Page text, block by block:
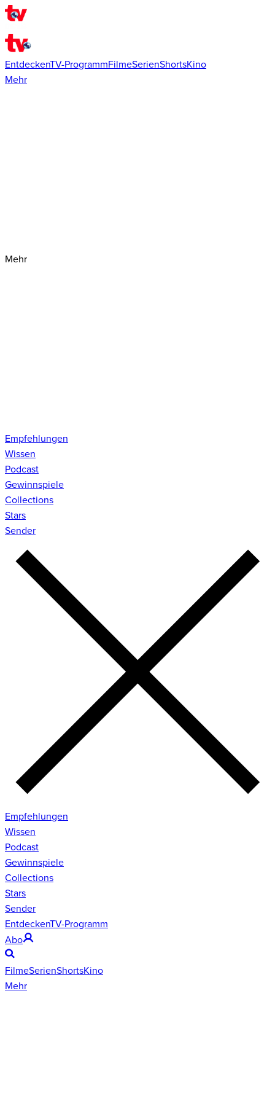
EntdeckenTV-ProgrammFilmeSerienShortsKino
Mehr
Mehr
Empfehlungen
Wissen
Podcast
Gewinnspiele
Collections
Stars
Sender
Empfehlungen
Wissen
Podcast
Gewinnspiele
Collections
Stars
Sender
EntdeckenTV-Programm
Abo
FilmeSerienShortsKino
Mehr